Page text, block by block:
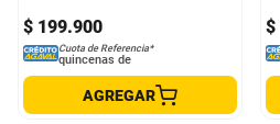
$ 199.900
Cuota de Referencia*
quincenas de
AGREGAR
$